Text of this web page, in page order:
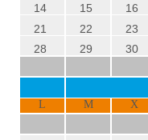
14
15 16
21
22 23
28
29 30
L M X